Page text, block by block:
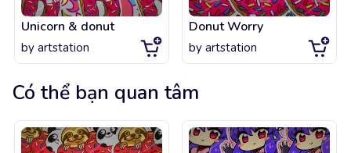
Unicorn & donut
by artstation
Donut Worry
by artstation
Có thể bạn quan tâm